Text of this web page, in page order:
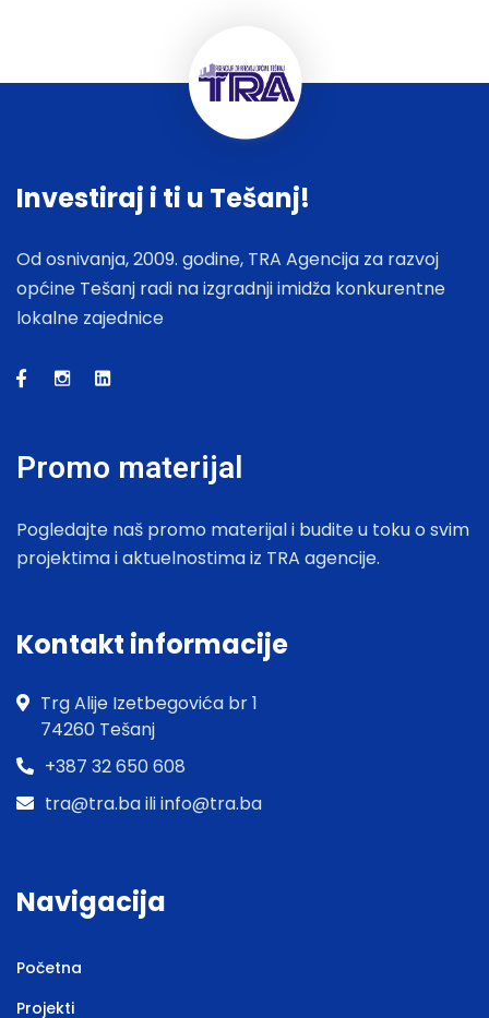
Investiraj i ti u Tešanj!
Od osnivanja, 2009. godine, TRA Agencija za razvoj
općine Tešanj radi na izgradnji imidža konkurentne
lokalne zajednice
Promo materijal
Pogledajte naš promo materijal i budite u toku o svim
projektima i aktuelnostima iz TRA agencije.
Kontakt informacije
Trg Alije Izetbegovića br 1
74260 Tešanj
+387 32 650 608
tra@tra.ba ili info@tra.ba
Navigacija
Početna
Projekti